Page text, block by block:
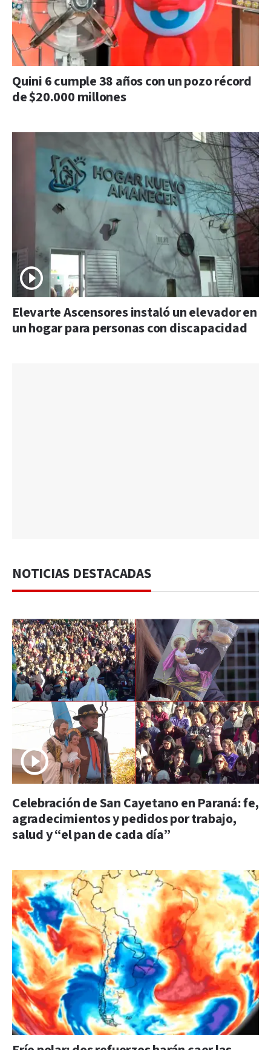
Quini 6 cumple 38 años con un pozo récord
de $20.000 millones
Elevarte Ascensores instaló un elevador en
un hogar para personas con discapacidad
NOTICIAS DESTACADAS
Celebración de San Cayetano en Paraná: fe,
agradecimientos y pedidos por trabajo,
salud y “el pan de cada día”